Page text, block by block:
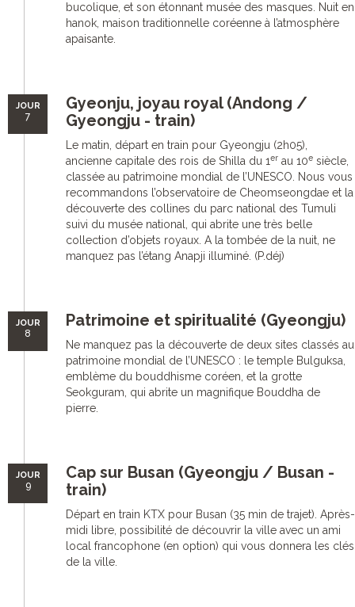
bucolique, et son étonnant musée des masques. Nuit en
hanok, maison traditionnelle coréenne à l’atmosphère
apaisante.
JOUR
7
Gyeonju, joyau royal (Andong /
Gyeongju - train)
Le matin, départ en train pour Gyeongju (2h05),
ancienne capitale des rois de Shilla du 1er au 10e siècle,
classée au patrimoine mondial de l’UNESCO. Nous vous
recommandons l’observatoire de Cheomseongdae et la
découverte des collines du parc national des Tumuli
suivi du musée national, qui abrite une très belle
collection d’objets royaux. A la tombée de la nuit, ne
manquez pas l’étang Anapji illuminé. (P.déj)
JOUR
8
Patrimoine et spiritualité (Gyeongju)
Ne manquez pas la découverte de deux sites classés au
patrimoine mondial de l’UNESCO : le temple Bulguksa,
emblème du bouddhisme coréen, et la grotte
Seokguram, qui abrite un magnifique Bouddha de
pierre.
JOUR
9
Cap sur Busan (Gyeongju / Busan -
train)
Départ en train KTX pour Busan (35 min de trajet). Après-
midi libre, possibilité de découvrir la ville avec un ami
local francophone (en option) qui vous donnera les clés
de la ville.